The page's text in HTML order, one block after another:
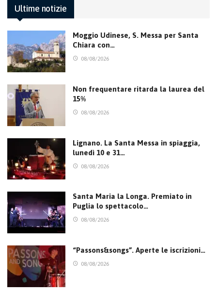
Ultime notizie
Moggio Udinese, S. Messa per Santa
Chiara con…
08/08/2026
Non frequentare ritarda la laurea del
15%
08/08/2026
Lignano. La Santa Messa in spiaggia,
lunedì 10 e 31…
08/08/2026
Santa Maria la Longa. Premiato in
Puglia lo spettacolo…
08/08/2026
“Passons&songs”. Aperte le iscrizioni…
08/08/2026